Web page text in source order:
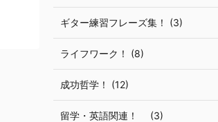
ギター練習フレーズ集！ (3)
ライフワーク！ (8)
成功哲学！ (12)
留学・英語関連！ (3)